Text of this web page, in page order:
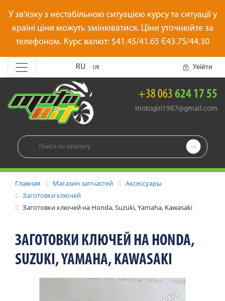
У зв'язку з нестабільною ситуацією курсу та ситуації у
країні ціни можуть змінюватися. Ціни уточнюйте за
телефоном. Курс валют: $41.45/41.65 Є43.75/44.30
RU UK Увійти
+38 063 624 17 55
motogin1987@gmail.com

Главная Магазин запчастей
Аксессуары
Заготовки ключей
Заготовки ключей на Honda, Suzuki, Yamaha, Kawasaki
ЗАГОТОВКИ КЛЮЧЕЙ НА HONDA,
SUZUKI, YAMAHA, KAWASAKI